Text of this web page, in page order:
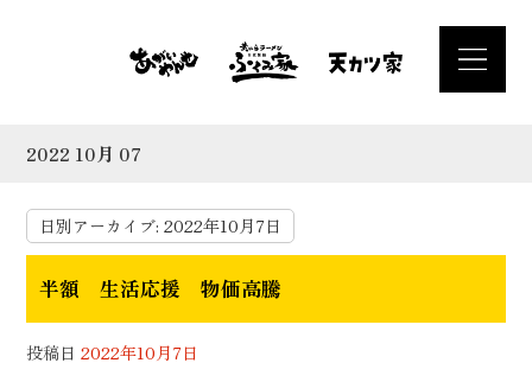
2022 10月 07
日別アーカイブ:2022年10月7日
半額 生活応援 物価高騰
投稿日 2022年10月7日